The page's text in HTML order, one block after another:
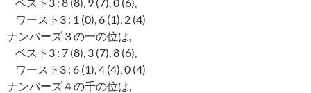
ワースト3 : 1 (0), 6 (1), 2 (4)
ナンバーズ３の一の位は,
ベスト3 : 7 (8), 3 (7), 8 (6),
ワースト3 : 6 (1), 4 (4), 0 (4)
ナンバーズ４の千の位は,